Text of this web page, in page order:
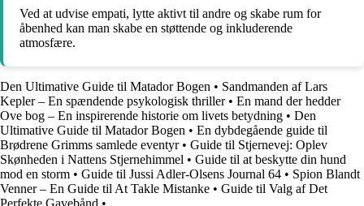
Ved at udvise empati, lytte aktivt til andre og skabe rum for
åbenhed kan man skabe en støttende og inkluderende
atmosfære.
Den Ultimative Guide til Matador Bogen • Sandmanden af Lars
Kepler – En spændende psykologisk thriller• En mand der hedder
Ove bog – En inspirerende historie om livets betydning • Den
Ultimative Guide til Matador Bogen • En dybdegående guide til
Brødrene Grimms samlede eventyr• Guide til Stjernevej: Oplev
Skønheden i Nattens Stjernehimmel • Guide til at beskytte din hund
mod en storm • Guide til Jussi Adler-Olsens Journal 64 • Spion Blandt
Venner – En Guide til At Takle Mistanke • Guide til Valg af Det
Perfekte Gavebånd •